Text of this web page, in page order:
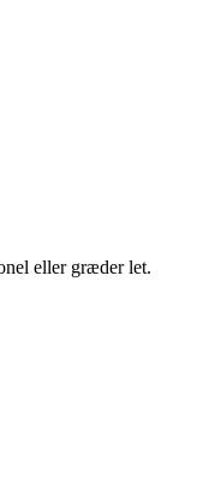
eller græder let.